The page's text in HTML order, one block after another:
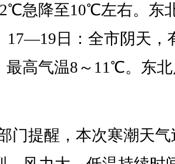
急降至10℃左右。东
17—19日：全市阴天，
高气温8～11℃。东北
门提醒，本次寒潮天